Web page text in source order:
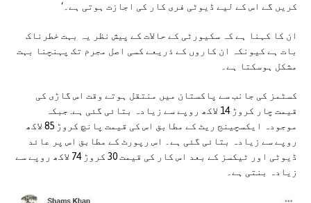
کریں گے اس کے لیے ڈیوٹی فری کار کی اجازت ہوتی ہے۔‘
ان کا کہنا ہے کہ سکیورٹی کے حالات کے پیش نظر یہ بہت خطرناک
بات ہے کیونکہ ان کاروں کے ذریعے کسی اصل مجرم تک پہنچنا بہت
مشکل ہوسکتا ہے۔
کسٹمز کی جانب سے پاکستان میں منتقل ہوتے وقت اس گاڑی کی
قیمت چار کروڑ 14 لاکھ روپے سے زیادہ بتائی گئی ہے. جبکہ
موجودہ ایکسچینج ریٹ کے مطابق اس کی قیمت پانچ کروڑ 85 لاکھ
روپے سے زیادہ بتائی گئی ہے۔ اس رپورٹ کے مطابق اس پر عائد
ڈیوٹی اور ٹیکسز کے بعد اس کار کی قیمت 30 کروڑ 74 لاکھ روپے سے
زیادہ بنتی ہے۔